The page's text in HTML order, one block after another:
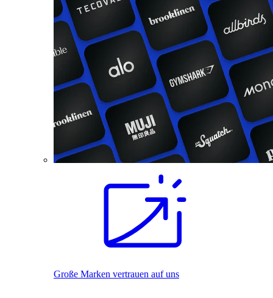
Große Marken vertrauen auf uns